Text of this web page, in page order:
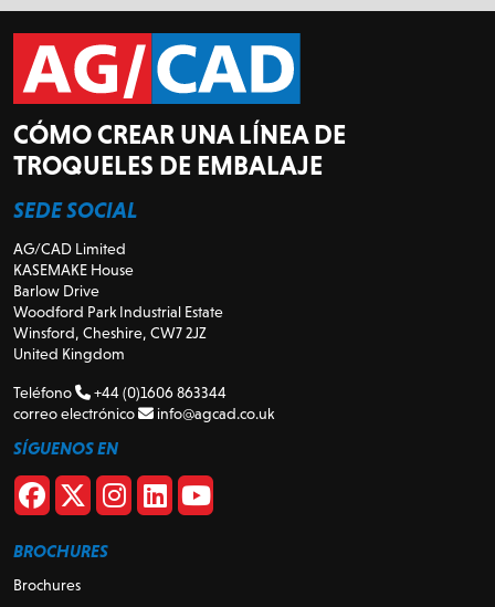
CÓMO CREAR UNA LÍNEA DE
TROQUELES DE EMBALAJE
SEDE SOCIAL
AG/CAD Limited
KASEMAKE House
Barlow Drive
Woodford Park Industrial Estate
Winsford, Cheshire, CW7 2JZ
United Kingdom
Teléfono
+44 (0)1606 863344
correo electrónico
info@agcad.co.uk
SÍGUENOS EN
BROCHURES
Brochures